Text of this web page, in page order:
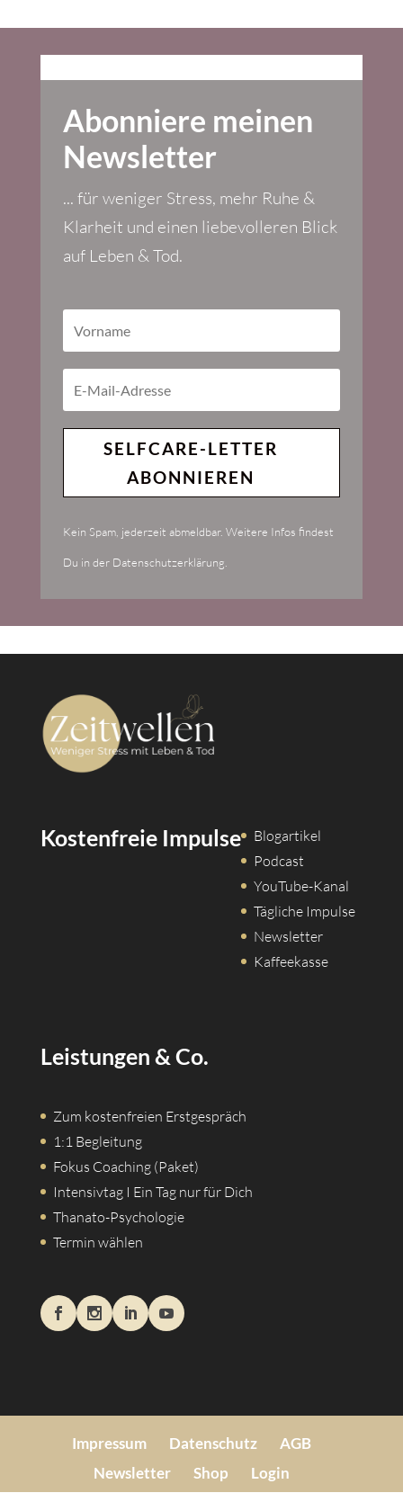
Abonniere meinen
Newsletter
... für weniger Stress, mehr Ruhe &
Klarheit und einen liebevolleren Blick
auf Leben & Tod.
SELFCARE-LETTER
ABONNIEREN
Kein Spam, jederzeit abmeldbar. Weitere Infos findest
Du in der Datenschutzerklärung.
Kostenfreie Impulse
Blogartikel
Podcast
YouTube-Kanal
Tägliche Impulse
Newsletter
Kaffeekasse
Leistungen & Co.
Zum kostenfreien Erstgespräch
1:1 Begleitung
Fokus Coaching (Paket)
Intensivtag I Ein Tag nur für Dich
Thanato-Psychologie
Termin wählen
Impressum Datenschutz
AGB
Newsletter
Shop Login